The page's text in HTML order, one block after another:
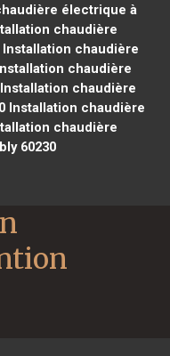
électrique à
chaudière
Installation chaudière
chaudière
chaudière
Installation chaudière
chaudière
60230